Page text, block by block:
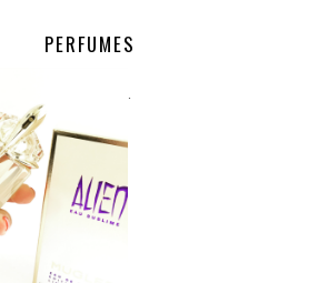
PERFUMES